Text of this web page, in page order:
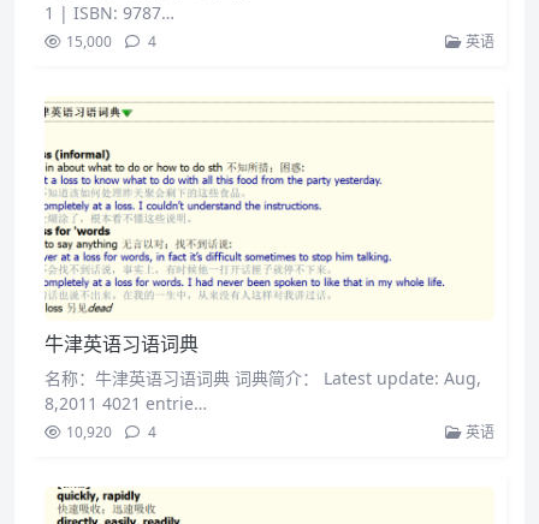
1 | ISBN: 9787…
15,000 4 英语
牛津英语习语词典
名称：牛津英语习语词典 词典简介： Latest update: Aug,
8,2011 4021 entrie…
10,920 4 英语